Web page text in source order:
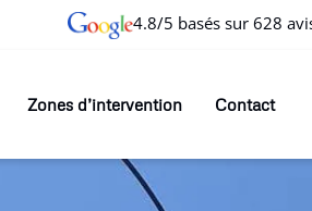
4.8/5 basés sur 628
Zones d’intervention Contact